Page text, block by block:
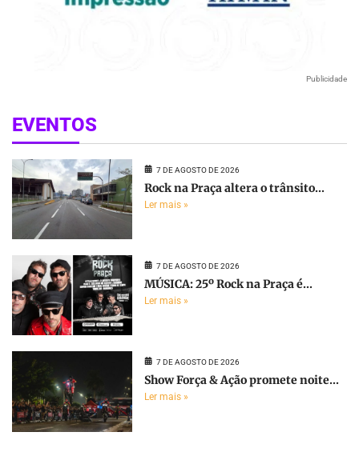
Publicidade
EVENTOS
7 DE AGOSTO DE 2026
Rock na Praça altera o trânsito...
Ler mais »
7 DE AGOSTO DE 2026
MÚSICA: 25º Rock na Praça é...
Ler mais »
7 DE AGOSTO DE 2026
Show Força & Ação promete noite...
Ler mais »